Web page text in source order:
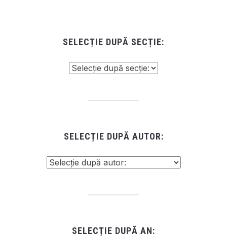
SELECȚIE DUPĂ SECȚIE:
SELECȚIE DUPĂ AUTOR:
SELECȚIE DUPĂ AN: